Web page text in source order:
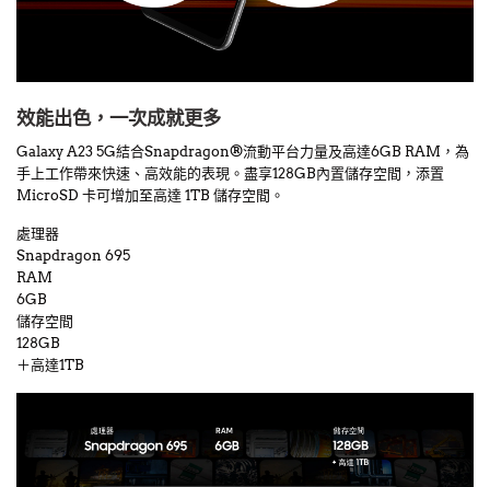
效能出色，一次成就更多
Galaxy A23 5G結合Snapdragon®流動平台力量及高達6GB RAM，為
手上工作帶來快速、高效能的表現。盡享128GB內置儲存空間，添置
MicroSD 卡可增加至高達 1TB 儲存空間。
處理器
Snapdragon 695
RAM
6GB
儲存空間
128GB
＋高達1TB